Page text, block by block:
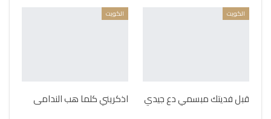
الكويت
قبل فديتك مبسمي دع جيدي
الكويت
اذكريني كلما هب الندامى